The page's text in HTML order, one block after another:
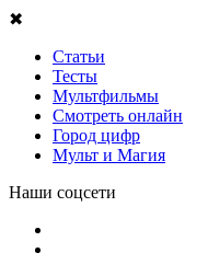
✖
Статьи
Тесты
Мультфильмы
Смотреть онлайн
Город цифр
Мульт и Магия
Наши соцсети